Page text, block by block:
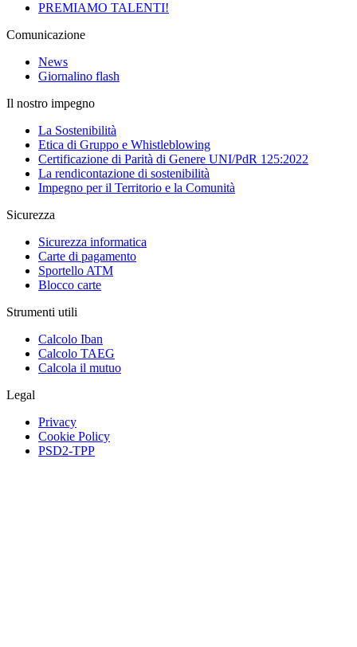
PREMIAMO TALENTI!
Comunicazione
News
Giornalino flash
Il nostro impegno
La Sostenibilità
Etica di Gruppo e Whistleblowing
Certificazione di Parità di Genere UNI/PdR 125:2022
La rendicontazione di sostenibilità
Impegno per il Territorio e la Comunità
Sicurezza
Sicurezza informatica
Carte di pagamento
Sportello ATM
Blocco carte
Strumenti utili
Calcolo Iban
Calcolo TAEG
Calcola il mutuo
Legal
Privacy
Cookie Policy
PSD2-TPP